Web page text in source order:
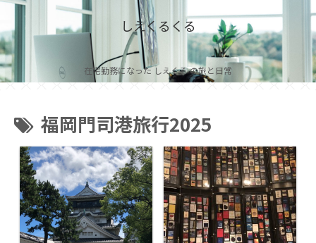
しえくるくる
在宅勤務になった しえくる の旅と日常
福岡門司港旅行2025